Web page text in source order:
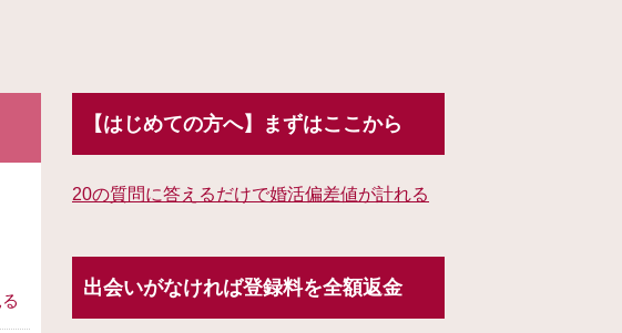
【はじめての方へ】まずはここから
20の質問に答えるだけで婚活偏差値が計れる
出会いがなければ登録料を全額返金